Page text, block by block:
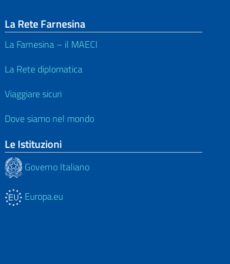
La Rete Farnesina
La Farnesina – il MAECI
La Rete diplomatica
Viaggiare sicuri
Dove siamo nel mondo
Le Istituzioni
Governo Italiano
Europa.eu